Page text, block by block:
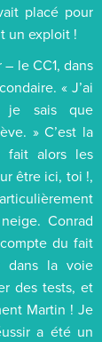
placé pour
un exploit !
le CC1, dans
« J’ai
je sais que
» C’est la
fait alors les
être ici, toi !,
Conrad
du fait
dans la voie
des tests, et
Martin ! Je
a été un